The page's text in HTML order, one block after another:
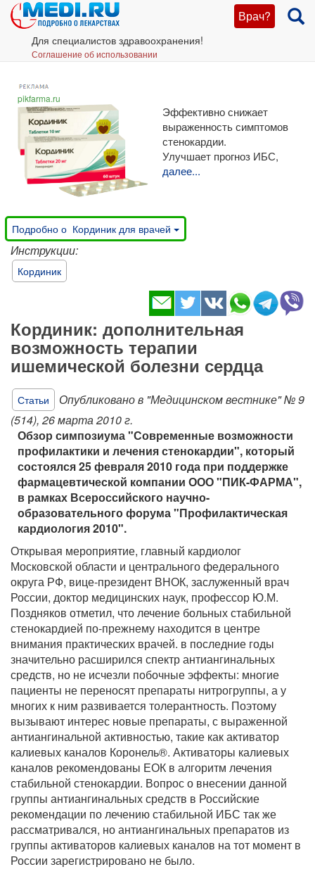
Врач?
Для специалистов здравоохранения!
Соглашение об использовании
pikfarma.ru
Эффективно снижает
выраженность симптомов
стенокардии.
Улучшает прогноз ИБС,
далее...
Подробно о Кординик для врачей
Инструкции:
Кординик
Кординик: дополнительная
возможность терапии
ишемической болезни сердца
Статьи
Опубликовано в "Медицинском вестнике" № 9
(514), 26 марта 2010 г.
Обзор симпозиума "Современные возможности
профилактики и лечения стенокардии", который
состоялся 25 февраля 2010 года при поддержке
фармацевтической компании ООО "ПИК-ФАРМА",
в рамках Всероссийского научно-
образовательного форума "Профилактическая
кардиология 2010".
Открывая мероприятие, главный кардиолог
Московской области и центрального федерального
округа РФ, вице-президент ВНОК, заслуженный врач
России, доктор медицинских наук, профессор Ю.М.
Поздняков отметил, что лечение больных стабильной
стенокардией по-прежнему находится в центре
внимания практических врачей. в последние годы
значительно расширился спектр антиангинальных
средств, но не исчезли побочные эффекты: многие
пациенты не переносят препараты нитрогруппы, а у
многих к ним развивается толерантность. Поэтому
вызывают интерес новые препараты, с выраженной
антиангинальной активностью, такие как активатор
калиевых каналов Коронель®. Активаторы калиевых
каналов рекомендованы ЕОК в алгоритм лечения
стабильной стенокардии. Вопрос о внесении данной
группы антиангинальных средств в Российские
рекомендации по лечению стабильной ИБС так же
рассматривался, но антиангинальных препаратов из
группы активаторов калиевых каналов на тот момент в
России зарегистрировано не было.